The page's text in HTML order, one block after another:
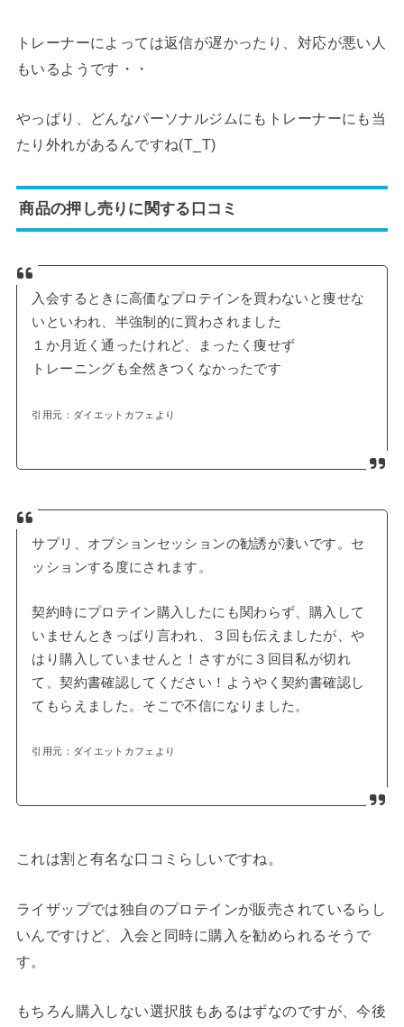
トレーナーによっては返信が遅かったり、対応が悪い人
もいるようです・・
やっぱり、どんなパーソナルジムにもトレーナーにも当
たり外れがあるんですね(T_T)
商品の押し売りに関する口コミ
入会するときに高価なプロテインを買わないと痩せな
いといわれ、半強制的に買わされました
１か月近く通ったけれど、まったく痩せず
トレーニングも全然きつくなかったです
引用元：ダイエットカフェより
サプリ、オプションセッションの勧誘が凄いです。セ
ッションする度にされます。
契約時にプロテイン購入したにも関わらず、購入して
いませんときっばり言われ、３回も伝えましたが、や
はり購入していませんと！さすがに３回目私が切れ
て、契約書確認してください！ようやく契約書確認し
てもらえました。そこで不信になりました。
引用元：ダイエットカフェより
これは割と有名な口コミらしいですね。
ライザップでは独自のプロテインが販売されているらし
いんですけど、入会と同時に購入を勧められるそうで
す。
もちろん購入しない選択肢もあるはずなのですが、今後